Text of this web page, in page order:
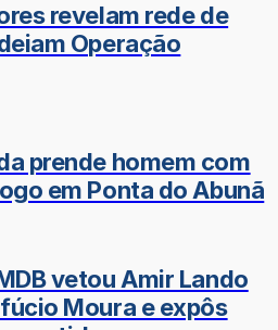
revelam rede de
Operação
prende homem com
em Ponta do Abunã
vetou Amir Lando
Moura e expôs